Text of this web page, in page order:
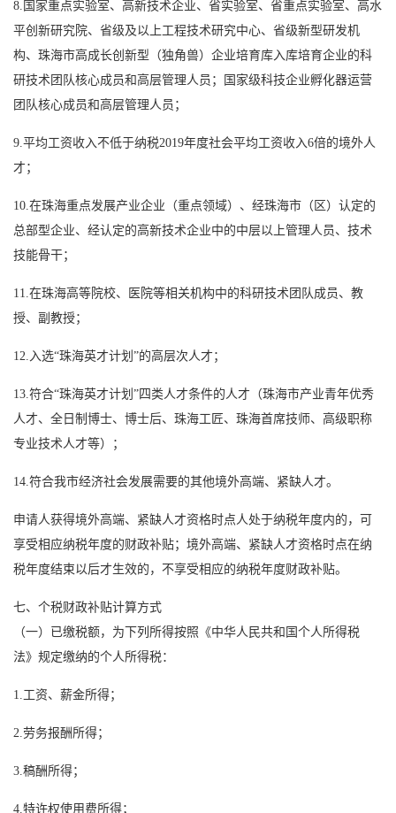
8.国家重点实验室、高新技术企业、省实验室、省重点实验室、高水
平创新研究院、省级及以上工程技术研究中心、省级新型研发机
构、珠海市高成长创新型（独角兽）企业培育库入库培育企业的科
研技术团队核心成员和高层管理人员；国家级科技企业孵化器运营
团队核心成员和高层管理人员；
9.平均工资收入不低于纳税2019年度社会平均工资收入6倍的境外人
才；
10.在珠海重点发展产业企业（重点领域）、经珠海市（区）认定的
总部型企业、经认定的高新技术企业中的中层以上管理人员、技术
技能骨干；
11.在珠海高等院校、医院等相关机构中的科研技术团队成员、教
授、副教授；
12.入选“珠海英才计划”的高层次人才；
13.符合“珠海英才计划”四类人才条件的人才（珠海市产业青年优秀
人才、全日制博士、博士后、珠海工匠、珠海首席技师、高级职称
专业技术人才等）；
14.符合我市经济社会发展需要的其他境外高端、紧缺人才。
申请人获得境外高端、紧缺人才资格时点人处于纳税年度内的，可
享受相应纳税年度的财政补贴；境外高端、紧缺人才资格时点在纳
税年度结束以后才生效的，不享受相应的纳税年度财政补贴。
七、个税财政补贴计算方式
（一）已缴税额，为下列所得按照《中华人民共和国个人所得税
法》规定缴纳的个人所得税：
1.工资、薪金所得；
2.劳务报酬所得；
3.稿酬所得；
4.特许权使用费所得；